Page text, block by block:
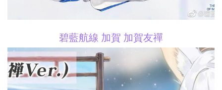
碧藍航線 加賀 加賀友禪